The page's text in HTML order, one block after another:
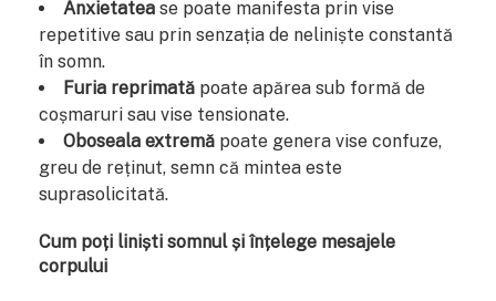
Anxietatea se poate manifesta prin vise
repetitive sau prin senzația de neliniște constantă
în somn.
Furia reprimată poate apărea sub formă de
coșmaruri sau vise tensionate.
Oboseala extremă poate genera vise confuze,
greu de reținut, semn că mintea este
suprasolicitată.
Cum poți liniști somnul și înțelege mesajele
corpului